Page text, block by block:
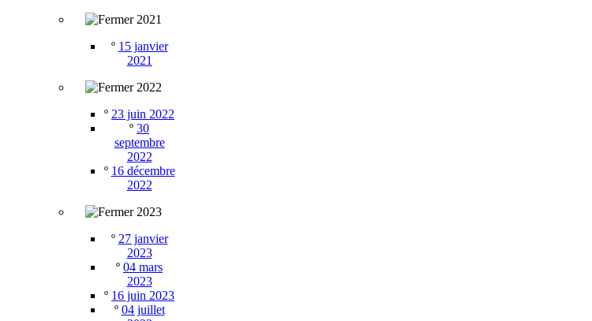
2021
º 15 janvier
2021
2022
º 23 juin 2022
º 30
septembre
2022
º 16 décembre
2022
2023
º 27 janvier
2023
º 04 mars
2023
º 16 juin 2023
º 04 juillet